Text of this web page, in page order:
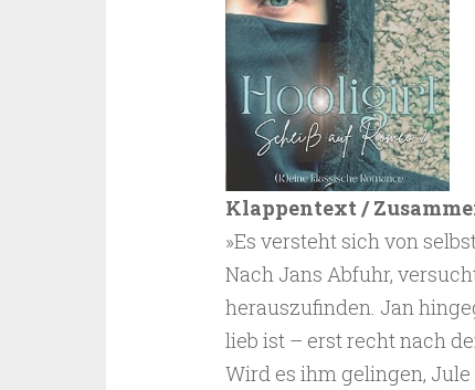
Klappentext /
»Es versteht sich von
Nach Jans Abfuhr,
herauszufinden. Jan
lieb ist – erst recht nach
Wird es ihm gelingen,